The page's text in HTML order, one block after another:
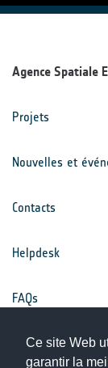
Ce site Web
garantir la
Agence Spatiale
Projets
Nouvelles et
Contacts
Helpdesk
FAQs
Conditions